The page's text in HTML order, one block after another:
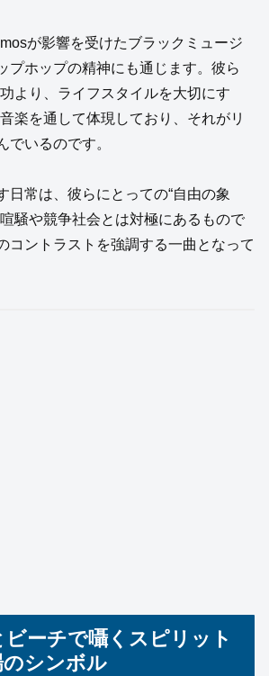
が影響を受けたブラックミュージ
プホップの精神にも通じます。彼ら
より、ライフスタイルを大切にす
楽を通して体現しており、それがリ
でいるのです。
日常は、彼らにとっての“自由の象
騒や競争社会とは対極にあるもので
コントラストを強調する一曲となって
ビーチで囁くスピリット
シンボル